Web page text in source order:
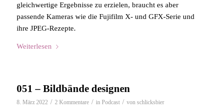
gleichwertige Ergebnisse zu erzielen, braucht es aber
passende Kameras wie die Fujifilm X- und GFX-Serie und
ihre JPEG-Rezepte.
Weiterlesen
051 – Bildbände designen
8. März 2022 / 2 Kommentare / in Podcast / von schlicksbier